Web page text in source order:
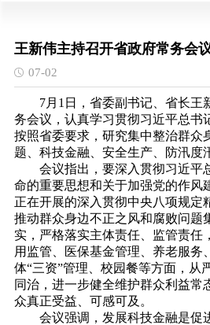
王新伟主持召开省政府常务会
07-02
7月1日，省委副书记、省长王
务会议，认真学习贯彻习近平总书
按照省委要求，研究集中整治群众
题、科技金融、安全生产、防汛度
会议指出，要深入贯彻习近平
命的重要思想和关于加强党的作风
正在开展的深入贯彻中央八项规定
推动群众身边不正之风和腐败问题
实，严格落实主体责任、监管责任
用监管、医保基金管理、养老服务
体“三资”管理、校园餐等方面，从
同治，进一步健全维护群众利益常
众真正受益、可感可及。
会议强调，发展科技金融是促